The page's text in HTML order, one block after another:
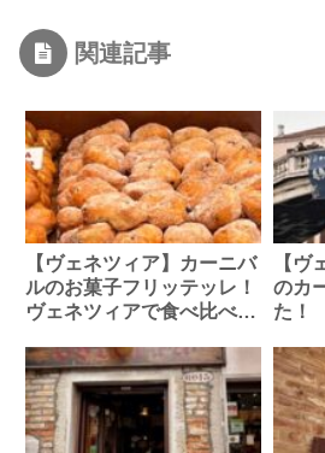
関連記事
【ヴェネツィア】カーニバ
ルのお菓子フリッテッレ！
ヴェネツィアで食べ比べて
【ヴ
のカ
た！